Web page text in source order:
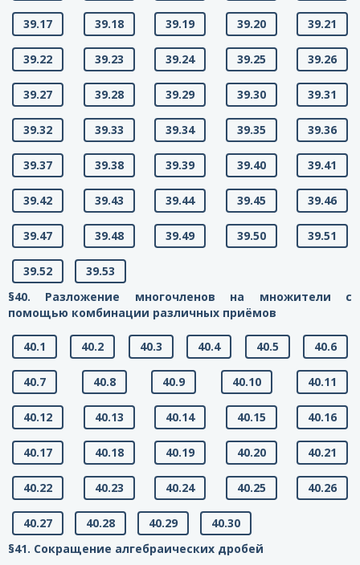
39.17 39.18 39.19 39.20 39.21
39.22 39.23 39.24 39.25 39.26
39.27 39.28 39.29 39.30 39.31
39.32 39.33 39.34 39.35 39.36
39.37 39.38 39.39 39.40 39.41
39.42 39.43 39.44 39.45 39.46
39.47 39.48 39.49 39.50 39.51
39.52
39.53
§40. Разложение многочленов на множители с
помощью комбинации различных приёмов
40.1 40.2 40.3 40.4 40.5 40.6
40.7 40.8 40.9 40.10 40.11
40.12 40.13 40.14 40.15 40.16
40.17 40.18 40.19 40.20 40.21
40.22 40.23 40.24 40.25 40.26
40.27 40.28 40.29
40.30
§41. Сокращение алгебраических дробей